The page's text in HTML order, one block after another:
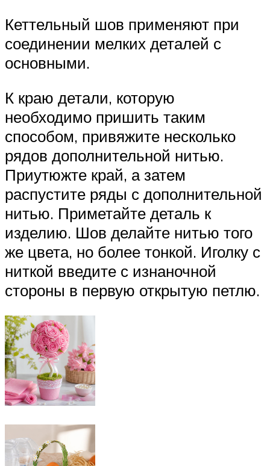
Кеттельный шов применяют при
соединении мелких деталей с
основными.
К краю детали, которую
необходимо пришить таким
способом, привяжите несколько
рядов дополнительной нитью.
Приутюжте край, а затем
распустите ряды с дополнительной
нитью. Приметайте деталь к
изделию. Шов делайте нитью того
же цвета, но более тонкой. Иголку с
ниткой введите с изнаночной
стороны в первую открытую петлю.